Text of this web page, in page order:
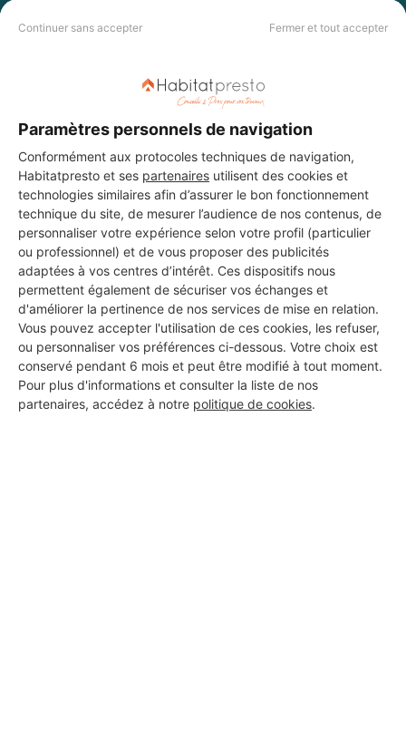
Continuer sans accepter Fermer et tout accepter
Paramètres personnels de navigation
Conformément aux protocoles techniques de navigation,
Habitatpresto et ses partenaires utilisent des cookies et
technologies similaires afin d’assurer le bon fonctionnement
technique du site, de mesurer l’audience de nos contenus, de
personnaliser votre expérience selon votre profil (particulier
ou professionnel) et de vous proposer des publicités
adaptées à vos centres d’intérêt. Ces dispositifs nous
permettent également de sécuriser vos échanges et
d'améliorer la pertinence de nos services de mise en relation.
Vous pouvez accepter l'utilisation de ces cookies, les refuser,
ou personnaliser vos préférences ci-dessous. Votre choix est
conservé pendant 6 mois et peut être modifié à tout moment.
Pour plus d'informations et consulter la liste de nos
partenaires, accédez à notre politique de cookies.
DEMANDER UN DEVIS
Les 3 autres Menuisiers pour
vos travaux à Saint-Benoît
Staff décors 86
Saint-Benoît
16 ans d'expérience
Voir sa fiche